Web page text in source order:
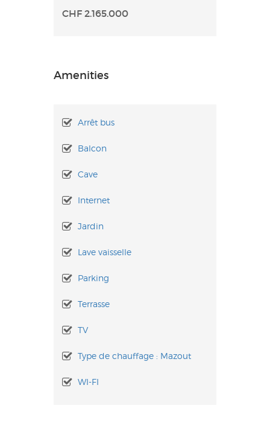
CHF 2.165.000
Amenities
Arrêt bus
Balcon
Cave
Internet
Jardin
Lave vaisselle
Parking
Terrasse
TV
Type de chauffage : Mazout
WI-FI